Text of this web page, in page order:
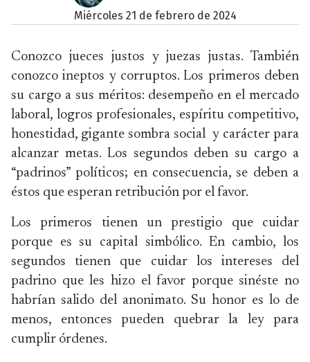
miércoles 21 de febrero de 2024
Conozco jueces justos y juezas justas. También
conozco ineptos y corruptos. Los primeros deben
su cargo a sus méritos: desempeño en el mercado
laboral, logros profesionales, espíritu competitivo,
honestidad, gigante sombra social y carácter para
alcanzar metas. Los segundos deben su cargo a
“padrinos” políticos; en consecuencia, se deben a
éstos que esperan retribución por el favor.
Los primeros tienen un prestigio que cuidar
porque es su capital simbólico. En cambio, los
segundos tienen que cuidar los intereses del
padrino que les hizo el favor porque sinéste no
habrían salido del anonimato. Su honor es lo de
menos, entonces pueden quebrar la ley para
cumplir órdenes.